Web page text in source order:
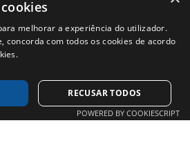
à procura dos
destemidos,
divertidos para se
incrível agência de
melhorar a experiência do utilizador.
concorda com todos os cookies de acordo
RECUSAR TODOS
POWERED BY COOKIESCRIPT